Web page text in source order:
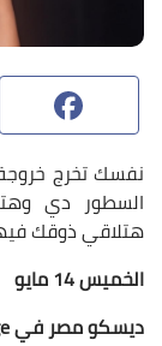
نفسك تخرج
السطور دي
هتلاقي ذوقك
الخميس 14 مايو
ديسكو مصر في The Village